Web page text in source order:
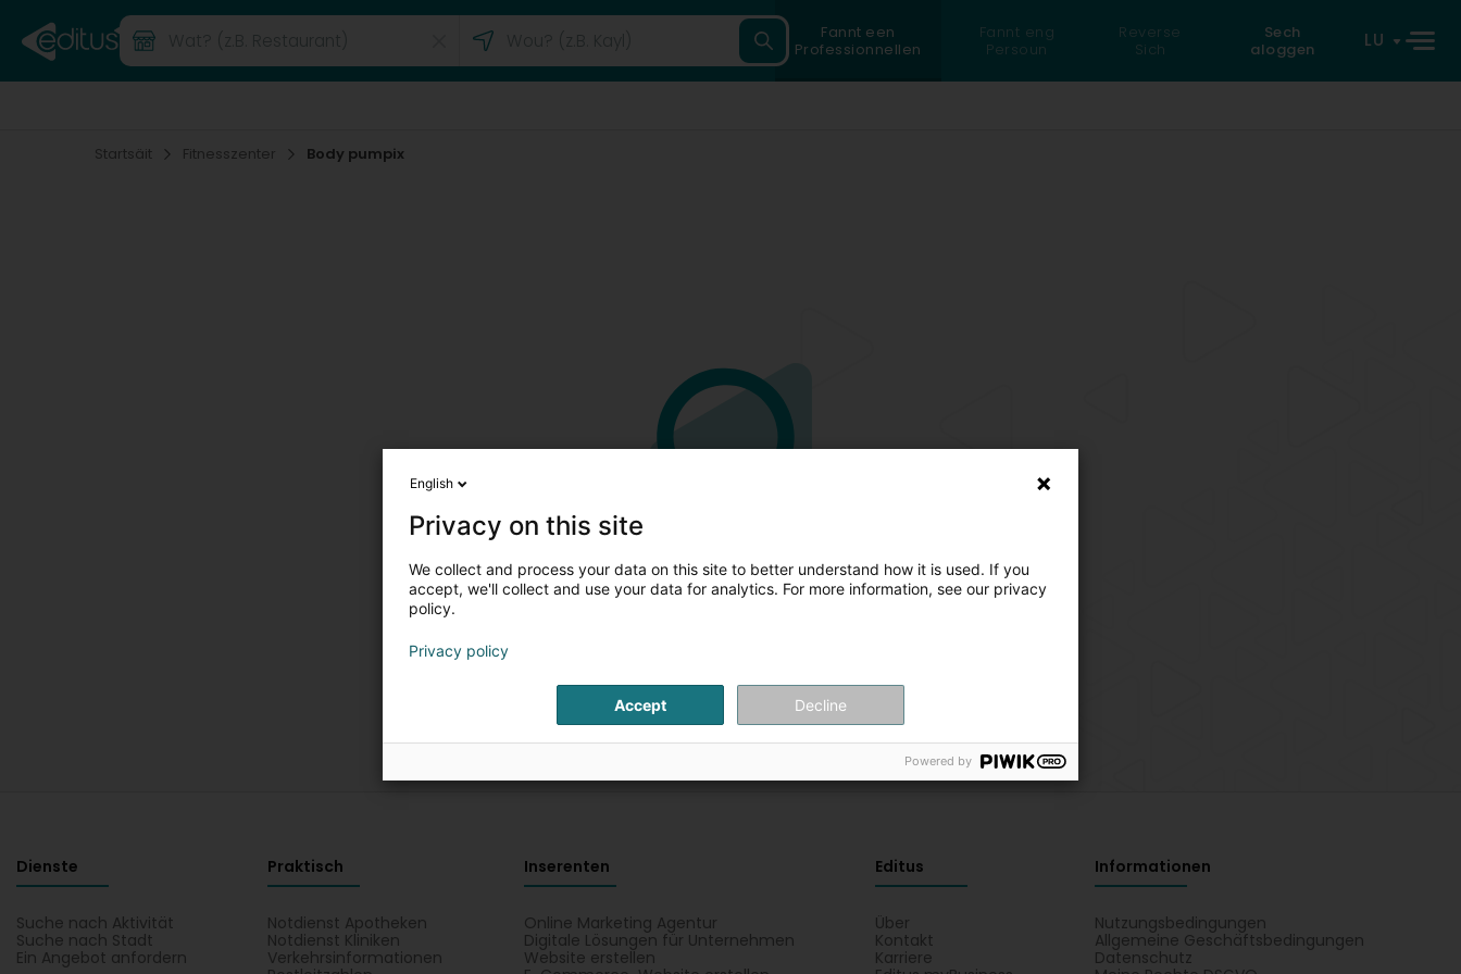
Fannt een
Professionnellen
Fannt eng
Persoun
Reverse
Sich
Sech
aloggen
LU
Startsäit Fitnesszenter Body pumpix
Fëllt w.e.g. d'Felder aus fir eng nei Sich
Dir kënnt d'Sich mat anere Critèren nei starten
Dienste
Suche nach Aktivität
Suche nach Stadt
Ein Angebot anfordern
Praktisch
Notdienst Apotheken
Notdienst Kliniken
Verkehrsinformationen
Inserenten
Online Marketing Agentur
Digitale Lösungen für Unternehmen
Website erstellen
Editus
Über
Kontakt
Karriere
Informationen
Nutzungsbedingungen
Allgemeine Geschäftsbedingungen
Datenschutz
English
Privacy on this site
We collect and process your data on this site to better understand how it is used. If you
accept, we'll collect and use your data for analytics. For more information, see our privacy
policy.
Privacy policy
Accept Decline
Powered by